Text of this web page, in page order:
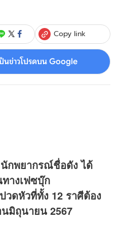
Copy link
นข่าวโปรดบน Google
กพยากรณ์ชื่อดัง ได้
างเฟซบุ๊ก
วดหัวที่ทั้ง 12 ราศีต้อง
มิถุนายน 2567